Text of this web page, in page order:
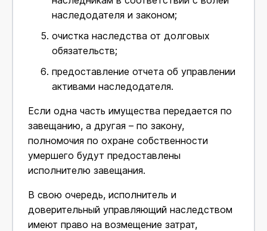
наследодателя и законом;
очистка наследства от долговых
обязательств;
предоставление отчета об управлении
активами наследодателя.
Если одна часть имущества передается по
завещанию, а другая – по закону,
полномочия по охране собственности
умершего будут предоставлены
исполнителю завещания.
В свою очередь, исполнитель и
доверительный управляющий наследством
имеют право на возмещение затрат,